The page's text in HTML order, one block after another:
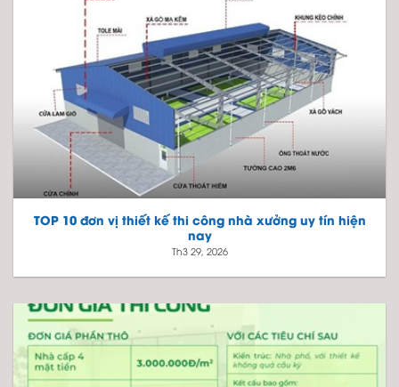
TOP 10 đơn vị thiết kế thi công nhà xưởng uy tín hiện
nay
Th3 29, 2026